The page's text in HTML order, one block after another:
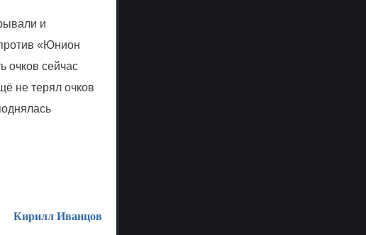
и
«Юнион
очков сейчас
не терял очков
Кирилл Иванцов